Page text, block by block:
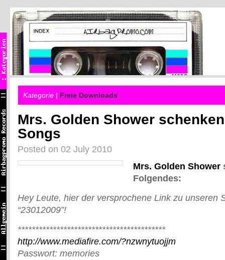
Kategorie | Freie Downloads
Mrs. Golden Shower
Songs
Posted on 02 July 2010
Mrs. Golden Shower
Folgendes:
Hey Leute, hier der versprochene Link zu unseren
“23012009”!
******************************************
http://www.mediafire.com/?nzwnytuojjm
Passwort: memories